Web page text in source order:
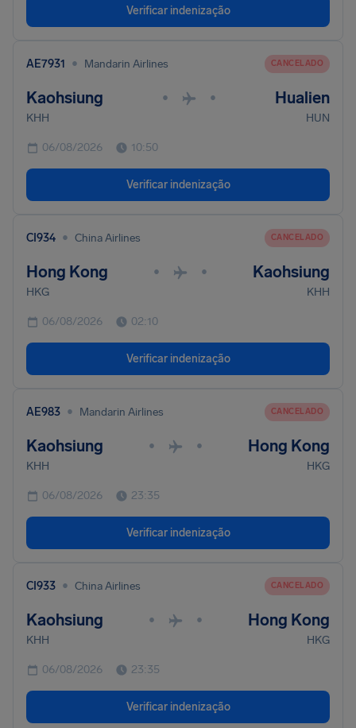
Verificar indenização
AE7931 • Mandarin Airlines CANCELADO
Kaohsiung • • Hualien
KHH HUN
06/08/2026 10:50
Verificar indenização
CI934 • China Airlines CANCELADO
Hong Kong • • Kaohsiung
HKG KHH
06/08/2026 02:10
Verificar indenização
AE983 • Mandarin Airlines CANCELADO
Kaohsiung • • Hong Kong
KHH HKG
06/08/2026 23:35
Verificar indenização
CI933 • China Airlines CANCELADO
Kaohsiung • • Hong Kong
KHH HKG
06/08/2026 23:35
Verificar indenização